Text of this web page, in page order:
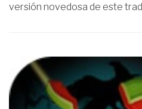
versión novedosa de este